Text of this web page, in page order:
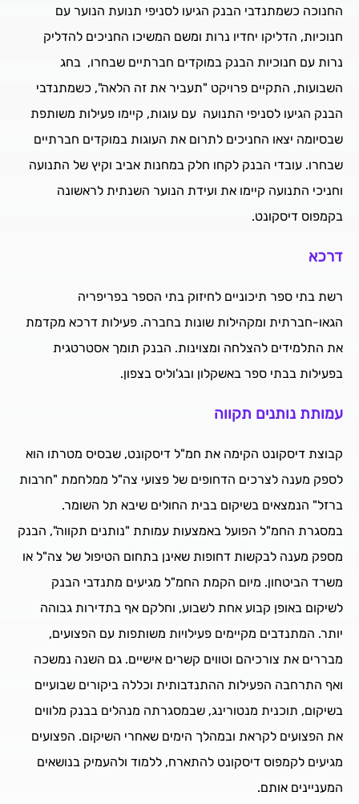
החנוכה כשמתנדבי הבנק הגיעו לסניפי תנועת הנוער עם
חנוכיות, הדליקו יחדיו נרות ומשם המשיכו החניכים להדליק
נרות עם חנוכיות הבנק במוקדים חברתיים שבחרו, בחג
השבועות, התקיים פרויקט "תעביר את זה הלאה", כשמתנדבי
הבנק הגיעו לסניפי התנועה עם עוגות, קיימו פעילות משותפת
שבסיומה יצאו החניכים לתרום את העוגות במוקדים חברתיים
שבחרו. עובדי הבנק לקחו חלק במחנות אביב וקיץ של התנועה
וחניכי התנועה קיימו את ועידת הנוער השנתית לראשונה
בקמפוס דיסקונט.
דרכא
רשת בתי ספר תיכוניים לחיזוק בתי הספר בפריפריה
הגאו-חברתית ומקהילות שונות בחברה. פעילות דרכא מקדמת
את התלמידים להצלחה ומצוינות. הבנק תומך אסטרטגית
בפעילות בבתי ספר באשקלון ובג'וליס בצפון.
עמותת נותנים תקווה
קבוצת דיסקונט הקימה את חמ"ל דיסקונט, שבסיס מטרתו הוא
לספק מענה לצרכים הדחופים של פצועי צה"ל ממלחמת "חרבות
ברזל" הנמצאים בשיקום בבית החולים שיבא תל השומר.
במסגרת החמ"ל הפועל באמצעות עמותת "נותנים תקווה", הבנק
מספק מענה לבקשות דחופות שאינן בתחום הטיפול של צה"ל או
משרד הביטחון. מיום הקמת החמ"ל מגיעים מתנדבי הבנק
לשיקום באופן קבוע אחת לשבוע, וחלקם אף בתדירות גבוהה
יותר. המתנדבים מקיימים פעילויות משותפות עם הפצועים,
מבררים את צורכיהם וטווים קשרים אישיים. גם השנה נמשכה
ואף התרחבה הפעילות ההתנדבותית וכללה ביקורים שבועיים
בשיקום, תוכנית מנטורינג, שבמסגרתה מנהלים בבנק מלווים
את הפצועים לקראת ובמהלך הימים שאחרי השיקום. הפצועים
מגיעים לקמפוס דיסקונט להתארח, ללמוד ולהעמיק בנושאים
המעניינים אותם.